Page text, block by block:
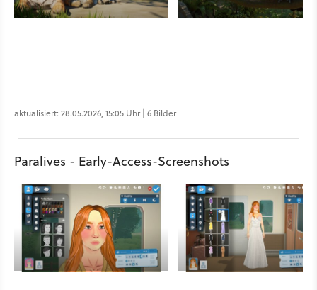
aktualisiert: 28.05.2026, 15:05 Uhr | 6 Bilder
Paralives - Early-Access-Screenshots